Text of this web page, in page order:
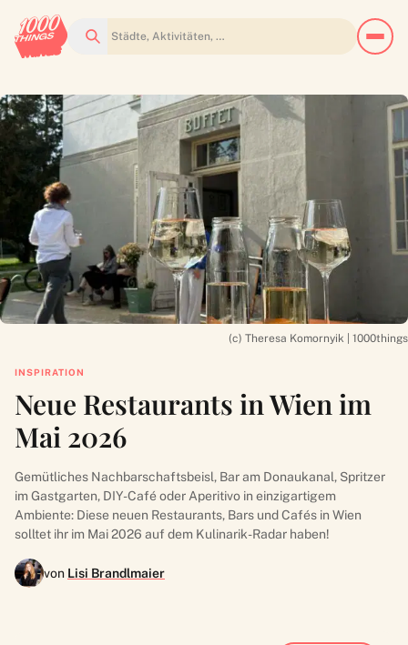
Suchen
(c) Theresa Komornyik | 1000things
INSPIRATION
Neue Restaurants in Wien im
Mai 2026
Gemütliches Nachbarschaftsbeisl, Bar am Donaukanal, Spritzer
im Gastgarten, DIY-Café oder Aperitivo in einzigartigem
Ambiente: Diese neuen Restaurants, Bars und Cafés in Wien
solltet ihr im Mai 2026 auf dem Kulinarik-Radar haben!
von Lisi Brandlmaier